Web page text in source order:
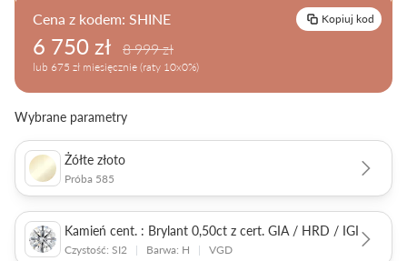
Cena z kodem: SHINE Kopiuj kod
6 750 zł 8 999 zł
lub 675 zł miesięcznie (raty 10x0%)
Wybrane parametry
Żółte złoto
Próba 585
Kamień cent. : Brylant 0,50ct z cert. GIA / HRD / IGI
Czystość: SI2 | Barwa: H | VGD